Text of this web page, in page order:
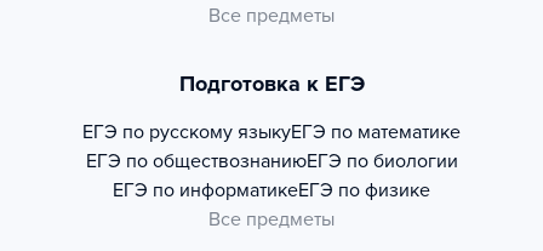
Все предметы
Подготовка к ЕГЭ
ЕГЭ по русскому языкуЕГЭ по математике
ЕГЭ по обществознаниюЕГЭ по биологии
ЕГЭ по информатикеЕГЭ по физике
Все предметы